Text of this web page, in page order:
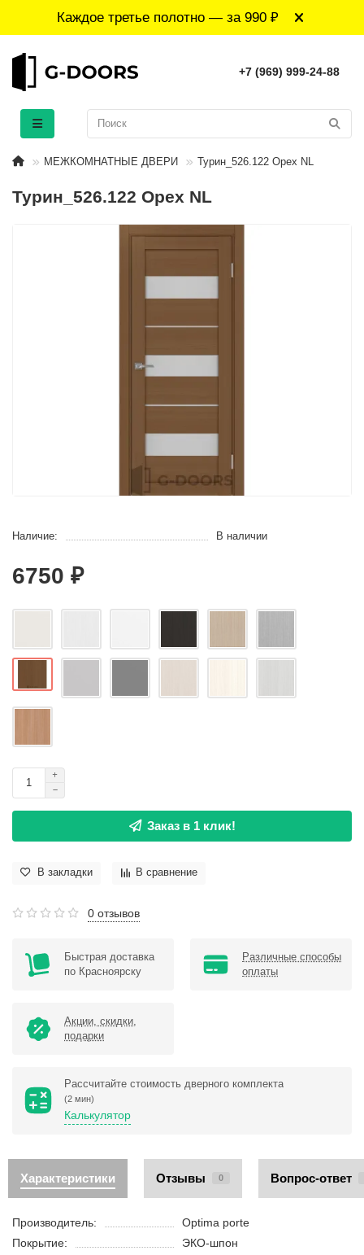
Каждое третье полотно — за 990 ₽
+7 (969) 999-24-88
МЕЖКОМНАТНЫЕ ДВЕРИ Турин_526.122 Орех NL
Турин_526.122 Орех NL
Наличие: В наличии
6750 ₽
Заказ в 1 клик!
В закладки В сравнение
0 отзывов
Быстрая доставка
по Красноярску
Различные способы
оплаты
Акции, скидки,
подарки
Рассчитайте стоимость дверного комплекта
(2 мин)
Калькулятор
Характеристики Отзывы 0 Вопрос-ответ
Производитель:
Optima porte
Покрытие:
ЭКО-шпон